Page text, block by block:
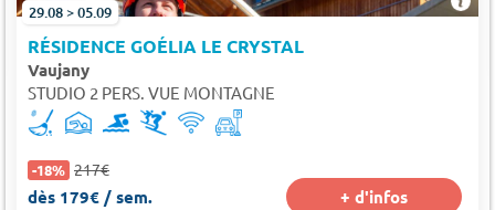
29.08 > 05.09
RÉSIDENCE GOÉLIA LE CRYSTAL
Vaujany
STUDIO 2 PERS. VUE MONTAGNE
-18% 217€
dès 179€ / sem. + d'infos